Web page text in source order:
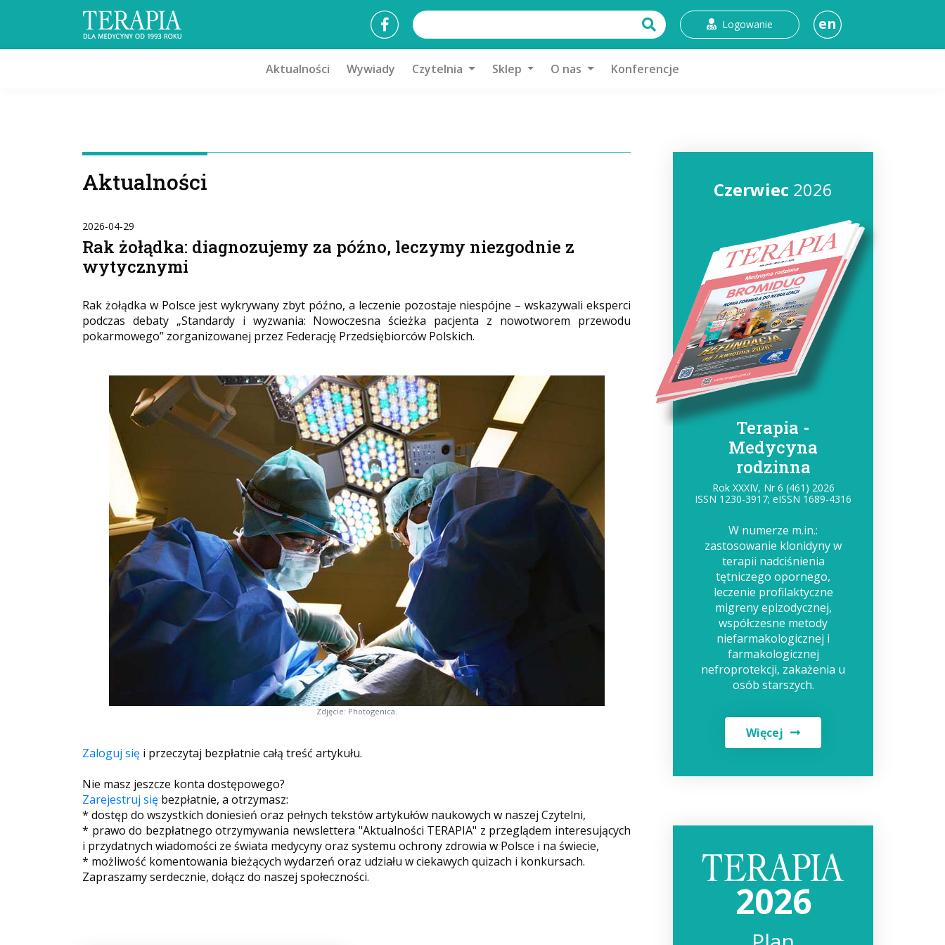
Logowanie en
Aktualności Wywiady Czytelnia Sklep O nas Konferencje
Aktualności
2026-04-29
Rak żołądka: diagnozujemy za późno, leczymy niezgodnie z
wytycznymi
Rak żołądka w Polsce jest wykrywany zbyt późno, a leczenie pozostaje niespójne – wskazywali eksperci
podczas debaty „Standardy i wyzwania: Nowoczesna ścieżka pacjenta z nowotworem przewodu
pokarmowego” zorganizowanej przez Federację Przedsiębiorców Polskich.
Zdjęcie: Photogenica.
Zaloguj się i przeczytaj bezpłatnie całą treść artykułu.
Nie masz jeszcze konta dostępowego?
Zarejestruj się bezpłatnie, a otrzymasz:
* dostęp do wszystkich doniesień oraz pełnych tekstów artykułów naukowych w naszej Czytelni,
* prawo do bezpłatnego otrzymywania newslettera "Aktualności TERAPIA" z przeglądem interesujących
i przydatnych wiadomości ze świata medycyny oraz systemu ochrony zdrowia w Polsce i na świecie,
* możliwość komentowania bieżących wydarzeń oraz udziału w ciekawych quizach i konkursach.
Zapraszamy serdecznie, dołącz do naszej społeczności.
Czerwiec 2026
Terapia -
Medycyna
rodzinna
Rok XXXIV, Nr 6 (461) 2026
ISSN 1230-3917; eISSN 1689-4316
W numerze m.in.:
zastosowanie klonidyny w
terapii nadciśnienia
tętniczego opornego,
leczenie profilaktyczne
migreny epizodycznej,
współczesne metody
niefarmakologicznej i
farmakologicznej
nefroprotekcji, zakażenia u
osób starszych.
Więcej
2026